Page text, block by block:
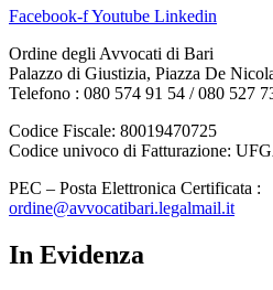
Facebook-fYoutube Linkedin
Ordine degli Avvocati di Bari
Palazzo di Giustizia, Piazza De
Telefono : 080 574 91 54 / 080 527
Codice Fiscale: 80019470725
Codice univoco di Fatturazione:
PEC – Posta Elettronica Certificata :
ordine@avvocatibari.legalmail.it
In Evidenza